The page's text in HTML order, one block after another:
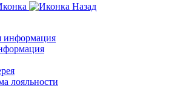
Назад
информация
лояльности